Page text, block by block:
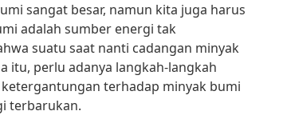
sangat besar, namun kita juga harus
adalah sumber energi tak
suatu saat nanti cadangan minyak
itu, perlu adanya langkah-langkah
terhadap minyak bumi
terbarukan.